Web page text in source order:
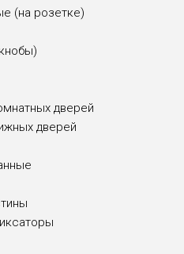
(на розетке)
дверей
дверей